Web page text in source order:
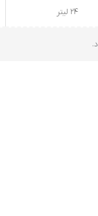
۲۴ لیتر